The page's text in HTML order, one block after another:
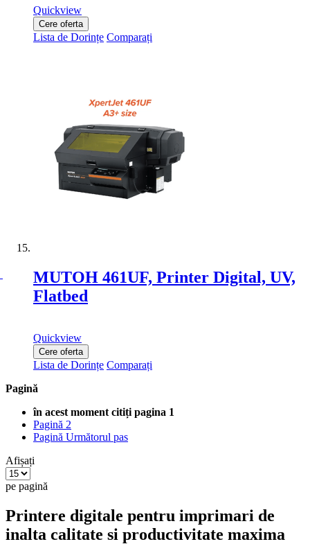
Quickview
Cere oferta
Lista de Dorințe Comparați
MUTOH 461UF, Printer Digital, UV,
Flatbed
Quickview
Cere oferta
Lista de Dorințe Comparați
Pagină
în acest moment citiți pagina 1
Pagină 2
Pagină Următorul pas
Afișați
pe pagină
Printere digitale pentru imprimari de
inalta calitate si productivitate maxima